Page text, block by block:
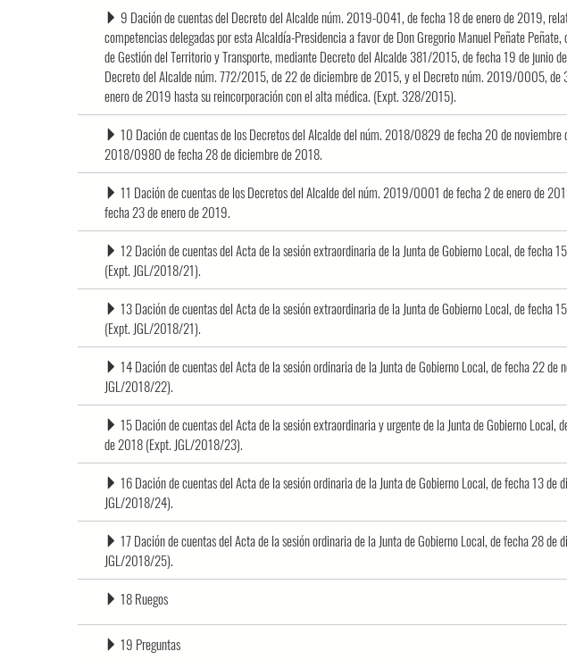
9 Dación de cuentas del Decreto del Alcalde núm. 2019-0041, de fecha 18 de enero de 2019,
competencias delegadas por esta Alcaldía-Presidencia a favor de Don Gregorio Manuel Peñate
de Gestión del Territorio y Transporte, mediante Decreto del Alcalde 381/2015, de fecha 19 de junio
Decreto del Alcalde núm. 772/2015, de 22 de diciembre de 2015, y el Decreto núm. 2019/0005, de
enero de 2019 hasta su reincorporación con el alta médica. (Expt. 328/2015).
10 Dación de cuentas de los Decretos del Alcalde del núm. 2018/0829 de fecha 20 de noviembre
2018/0980 de fecha 28 de diciembre de 2018.
11 Dación de cuentas de los Decretos del Alcalde del núm. 2019/0001 de fecha 2 de enero de
fecha 23 de enero de 2019.
12 Dación de cuentas del Acta de la sesión extraordinaria de la Junta de Gobierno Local, de fecha
(Expt. JGL/2018/21).
13 Dación de cuentas del Acta de la sesión extraordinaria de la Junta de Gobierno Local, de fecha
(Expt. JGL/2018/21).
14 Dación de cuentas del Acta de la sesión ordinaria de la Junta de Gobierno Local, de fecha 22 de
JGL/2018/22).
15 Dación de cuentas del Acta de la sesión extraordinaria y urgente de la Junta de Gobierno Local,
de 2018 (Expt. JGL/2018/23).
16 Dación de cuentas del Acta de la sesión ordinaria de la Junta de Gobierno Local, de fecha 13 de
JGL/2018/24).
17 Dación de cuentas del Acta de la sesión ordinaria de la Junta de Gobierno Local, de fecha 28 de
JGL/2018/25).
18 Ruegos
19 Preguntas